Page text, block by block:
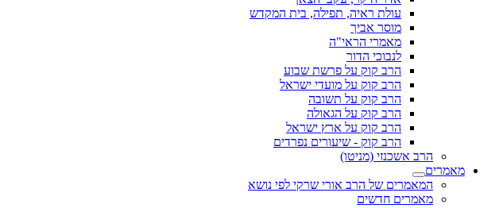
עולת ראיה, תפילה, בית המקדש
מוסר אביך
מאמרי הראי"ה
לנבוכי הדור
הרב קוק על פרשת שבוע
הרב קוק על מועדי ישראל
הרב קוק על תשובה
הרב קוק על הגאולה
הרב קוק על ארץ ישראל
הרב קוק - שיעורים נפרדים
הרב אשכנזי (מניטו)
מאמרים
המאמרים של הרב אורי שרקי לפי נושא
מאמרים חדשים